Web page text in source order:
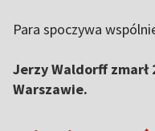
Para spoczywa
Jerzy Waldorff
Warszawie.